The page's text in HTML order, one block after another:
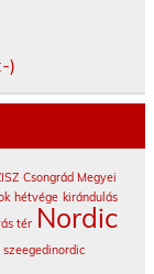
)
Csongrád Megyei
hétvége kirándulás
tér Nordic
szeegedinordic